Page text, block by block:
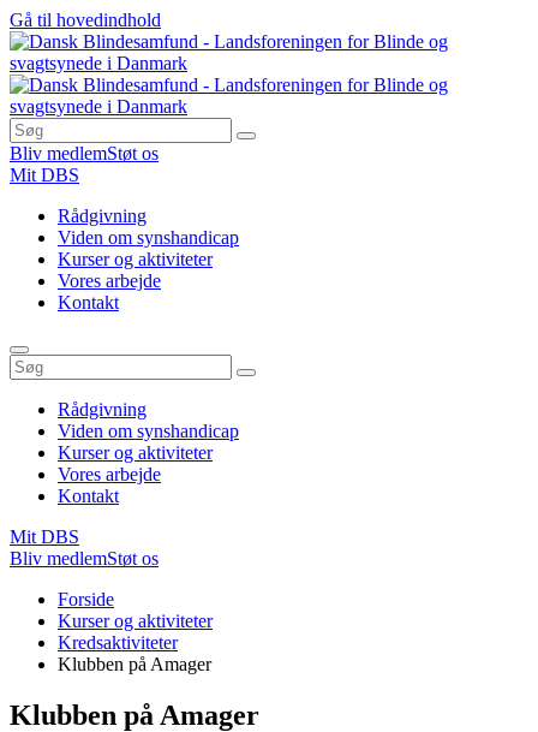
Gå til hovedindhold
Bliv medlemStøt os
Mit DBS
Rådgivning
Viden om synshandicap
Kurser og aktiviteter
Vores arbejde
Kontakt
Rådgivning
Viden om synshandicap
Kurser og aktiviteter
Vores arbejde
Kontakt
Mit DBS
Bliv medlemStøt os
Forside
Kurser og aktiviteter
Kredsaktiviteter
Klubben på Amager
Klubben på Amager